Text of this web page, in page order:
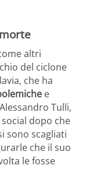
altri
del ciclone
che ha
e
Tulli,
dopo che
sono scagliati
che il suo
le fosse